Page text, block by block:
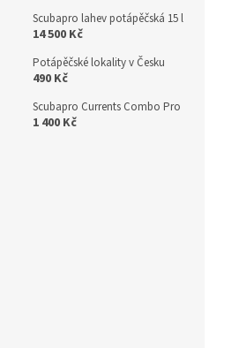
Scubapro lahev potápěčská 15 l
14 500 Kč
Potápěčské lokality v Česku
490 Kč
Scubapro Currents Combo Pro
1 400 Kč